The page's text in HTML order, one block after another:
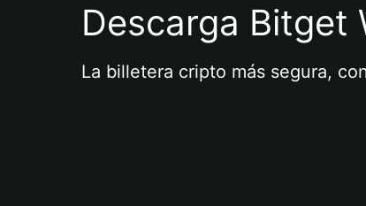
Descarga Bitget
La billetera cripto más segura,